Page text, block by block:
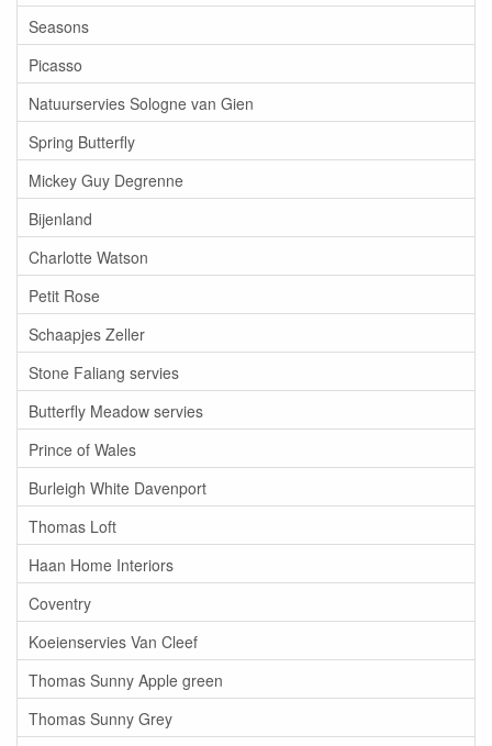
Seasons
Picasso
Natuurservies Sologne van Gien
Spring Butterfly
Mickey Guy Degrenne
Bijenland
Charlotte Watson
Petit Rose
Schaapjes Zeller
Stone Faliang servies
Butterfly Meadow servies
Prince of Wales
Burleigh White Davenport
Thomas Loft
Haan Home Interiors
Coventry
Koeienservies Van Cleef
Thomas Sunny Apple green
Thomas Sunny Grey